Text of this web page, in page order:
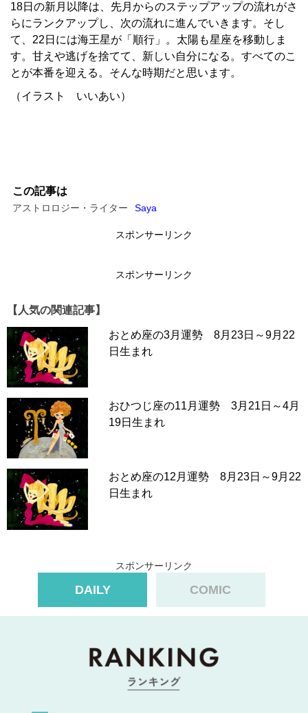
18日の新月以降は、先月からのステップアップの流れがさ
らにランクアップし、次の流れに進んでいきます。そし
て、22日には海王星が「順行」。太陽も星座を移動しま
す。甘えや逃げを捨てて、新しい自分になる。すべてのこ
とが本番を迎える。そんな時期だと思います。
（イラスト いいあい）
この記事は
アストロロジー・ライター Saya
スポンサーリンク
スポンサーリンク
【人気の関連記事】
おとめ座の3月運勢 8月23日～9月22
日生まれ
おひつじ座の11月運勢 3月21日～4月
19日生まれ
おとめ座の12月運勢 8月23日～9月22
日生まれ
スポンサーリンク
DAILY COMIC